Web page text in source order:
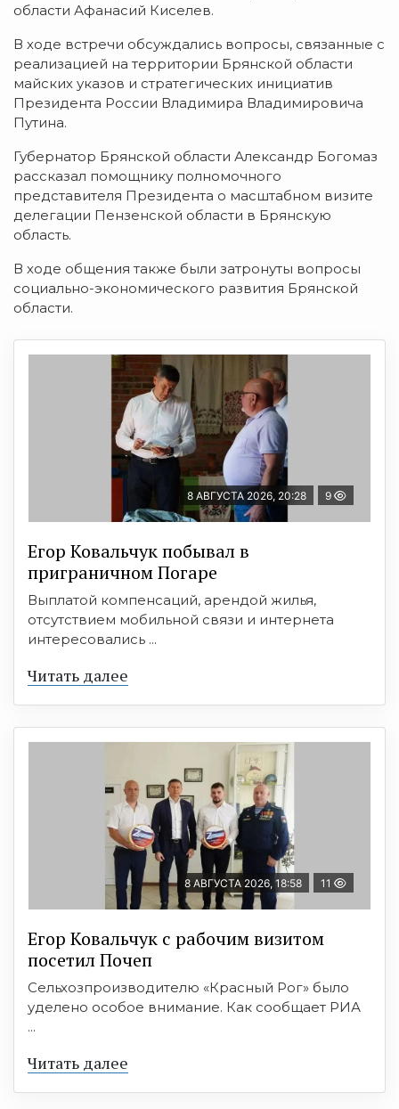
области Афанасий Киселев.
В ходе встречи обсуждались вопросы, связанные с
реализацией на территории Брянской области
майских указов и стратегических инициатив
Президента России Владимира Владимировича
Путина.
Губернатор Брянской области Александр Богомаз
рассказал помощнику полномочного
представителя Президента о масштабном визите
делегации Пензенской области в Брянскую
область.
В ходе общения также были затронуты вопросы
социально-экономического развития Брянской
области.
8 АВГУСТА 2026, 20:28 9
Егор Ковальчук побывал в
приграничном Погаре
Выплатой компенсаций, арендой жилья,
отсутствием мобильной связи и интернета
интересовались ...
Читать далее
8 АВГУСТА 2026, 18:58 11
Егор Ковальчук с рабочим визитом
посетил Почеп
Сельхозпроизводителю «Красный Рог» было
уделено особое внимание. Как сообщает РИА
...
Читать далее